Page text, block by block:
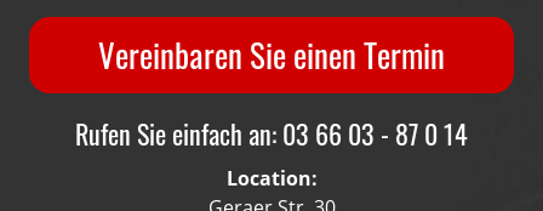
Vereinbaren Sie einen Termin
Rufen Sie einfach an: 03 66 03 - 87 0 14
Location: